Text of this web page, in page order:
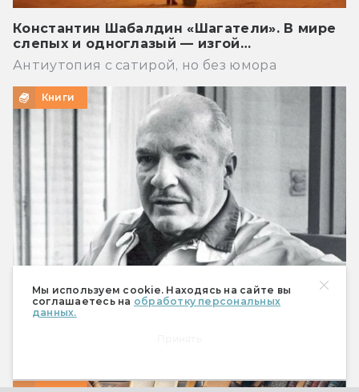
Мы используем cookie. Находясь на сайте вы
соглашаетесь на обработку персональных
данных.
Константин Шабалдин «Шагатели». В мире
слепых и одноглазый — изгой…
Антиутопия с сатирой, но без юмора
Книги
Что предсказал Роберт Хайнлайн